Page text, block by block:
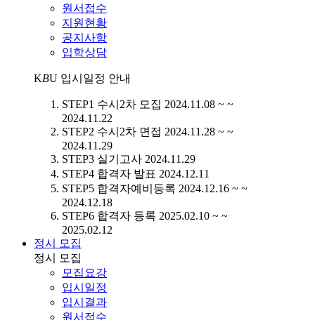
원서접수
지원현황
공지사항
입학상담
KBU 입시일정 안내
STEP1 수시2차 모집 2024.11.08 ~ ~
2024.11.22
STEP2 수시2차 면접 2024.11.28 ~ ~
2024.11.29
STEP3 실기고사 2024.11.29
STEP4 합격자 발표 2024.12.11
STEP5 합격자예비등록 2024.12.16 ~ ~
2024.12.18
STEP6 합격자 등록 2025.02.10 ~ ~
2025.02.12
정시 모집
정시 모집
모집요강
입시일정
입시결과
원서접수